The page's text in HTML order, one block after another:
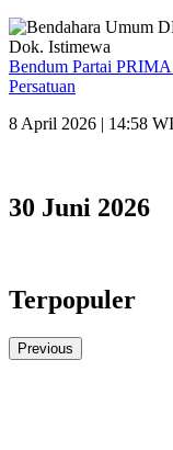
Bendum Partai
Persatuan
8 April 2026 | 14:58
30 Juni 2026
Terpopuler
Previous